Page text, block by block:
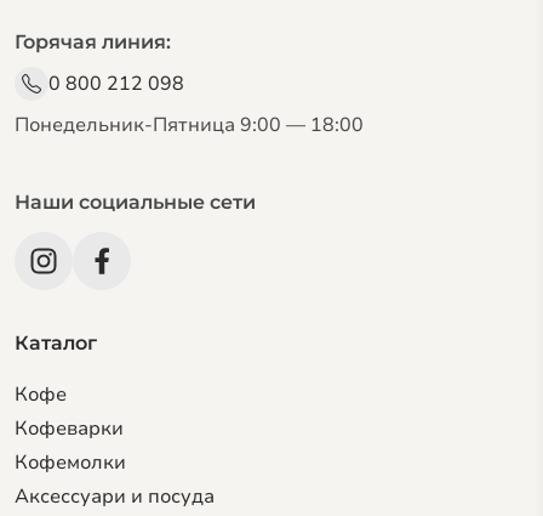
Горячая линия:
0 800 212 098
Понедельник-Пятница 9:00 — 18:00
Наши социальные сети
Каталог
Кофе
Кофеварки
Кофемолки
Аксессуари и посуда